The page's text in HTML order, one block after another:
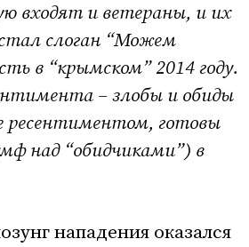
входят и ветераны, и их
слоган “Можем
в “крымском” 2014 году.
– злобы и обиды
ресентиментом, готовы
над “обидчиками”) в
нападения оказался